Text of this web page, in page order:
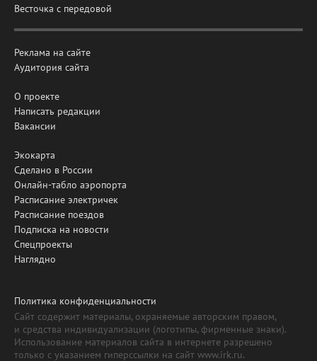
Весточка с передовой
Реклама на сайте
Аудитория сайта
О проекте
Написать редакции
Вакансии
Экокарта
Сделано в России
Онлайн-табло аэропорта
Расписание электричек
Расписание поездов
Подписка на новости
Спецпроекты
Наглядно
Политика конфиденциальности
Сайт содержит материалы, охраняемые авторским правом,
и средства индивидуализации (логотипы, фирменные знаки).
Использование материалов сайта в интернете разрешено
только с указанием гиперссылки на сайт www.irk.ru.